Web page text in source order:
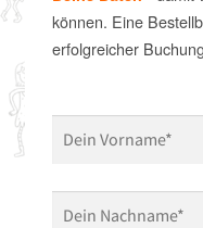
können. Eine
erfolgreicher